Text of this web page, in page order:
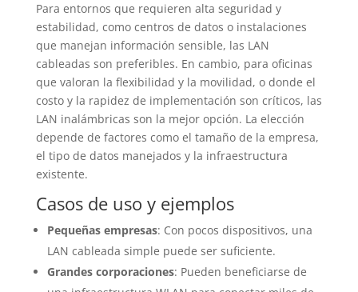
Para entornos que requieren alta seguridad y
estabilidad, como centros de datos o instalaciones
que manejan información sensible, las LAN
cableadas son preferibles. En cambio, para oficinas
que valoran la flexibilidad y la movilidad, o donde el
costo y la rapidez de implementación son críticos, las
LAN inalámbricas son la mejor opción. La elección
depende de factores como el tamaño de la empresa,
el tipo de datos manejados y la infraestructura
existente.
Casos de uso y ejemplos
Pequeñas empresas: Con pocos dispositivos, una
LAN cableada simple puede ser suficiente.
Grandes corporaciones: Pueden beneficiarse de